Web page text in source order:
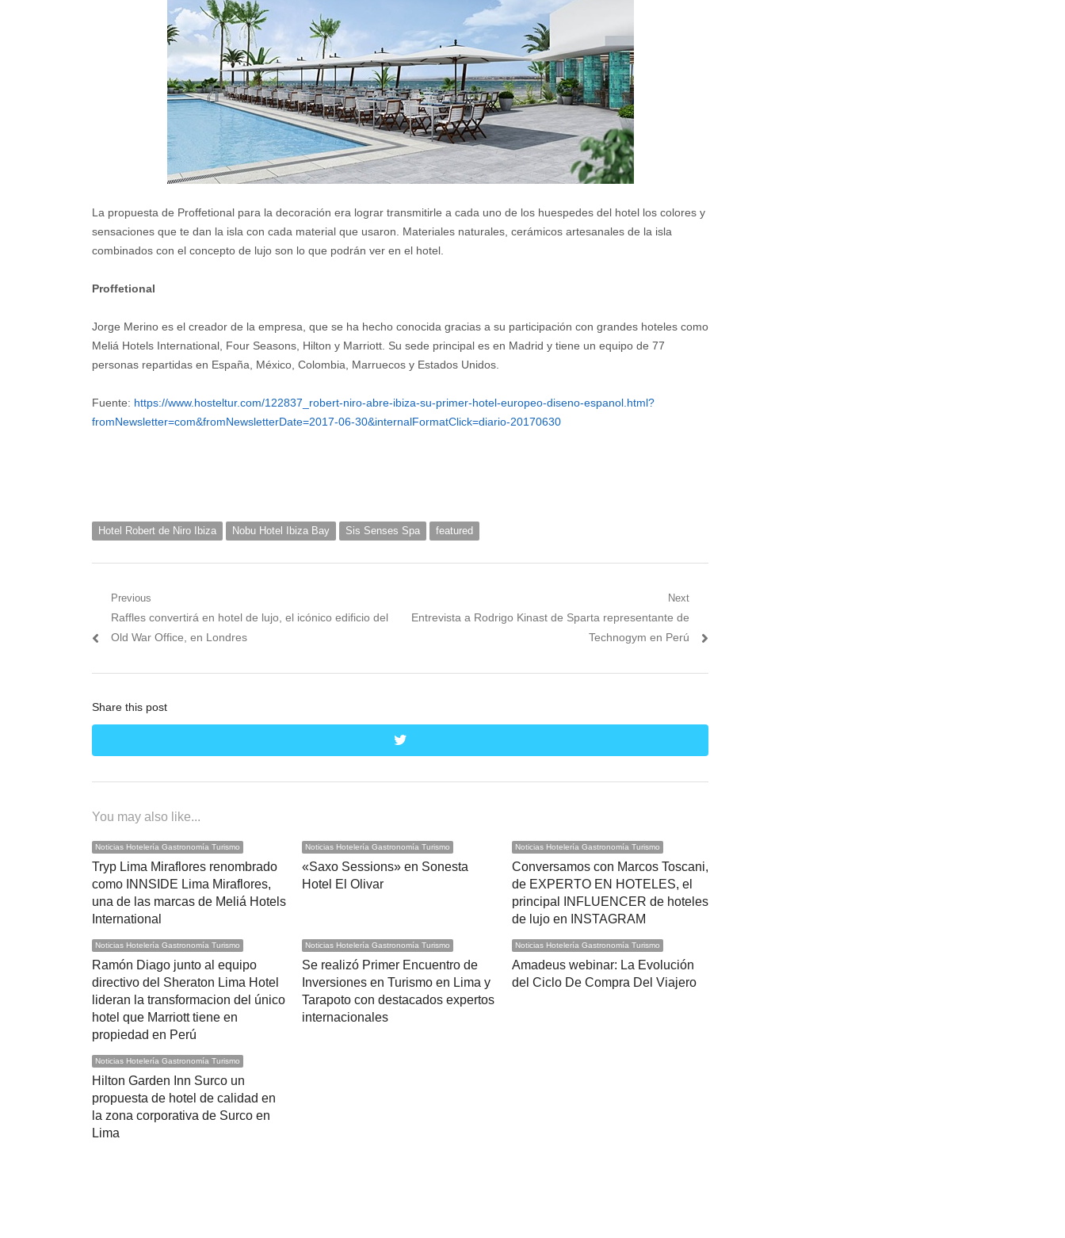
La propuesta de Proffetional para la decoración era lograr transmitirle a cada uno de los huespedes del hotel los colores y
sensaciones que te dan la isla con cada material que usaron. Materiales naturales, cerámicos artesanales de la isla
combinados con el concepto de lujo son lo que podrán ver en el hotel.
Proffetional
Jorge Merino es el creador de la empresa, que se ha hecho conocida gracias a su participación con grandes hoteles como
Meliá Hotels International, Four Seasons, Hilton y Marriott. Su sede principal es en Madrid y tiene un equipo de 77
personas repartidas en España, México, Colombia, Marruecos y Estados Unidos.
Fuente: https://www.hosteltur.com/122837_robert-niro-abre-ibiza-su-primer-hotel-europeo-diseno-espanol.html?
fromNewsletter=com&fromNewsletterDate=2017-06-30&internalFormatClick=diario-20170630
Hotel Robert de Niro Ibiza Nobu Hotel Ibiza Bay Sis Senses Spa featured
Navegación
de
Previous
Previous
post:
Raffles convertirá en hotel de lujo, el icónico edificio del
Old War Office, en Londres
Next
Next
Entrevista a Rodrigo Kinast de Sparta representante de
Technogym en Perú
Share this post
twitter
You may also like...
Noticias Hotelería Gastronomía Turismo
Tryp Lima Miraflores renombrado
como INNSIDE Lima Miraflores,
una de las marcas de Meliá Hotels
International
Noticias Hotelería Gastronomía Turismo
«Saxo Sessions» en Sonesta
Hotel El Olivar
Noticias Hotelería Gastronomía Turismo
Conversamos con Marcos Toscani,
de EXPERTO EN HOTELES, el
principal INFLUENCER de hoteles
de lujo en INSTAGRAM
Noticias Hotelería Gastronomía Turismo
Ramón Diago junto al equipo
directivo del Sheraton Lima Hotel
lideran la transformacion del único
hotel que Marriott tiene en
propiedad en Perú
Noticias Hotelería Gastronomía Turismo
Se realizó Primer Encuentro de
Inversiones en Turismo en Lima y
Tarapoto con destacados expertos
internacionales
Noticias Hotelería Gastronomía Turismo
Amadeus webinar: La Evolución
del Ciclo De Compra Del Viajero
Noticias Hotelería Gastronomía Turismo
Hilton Garden Inn Surco un
propuesta de hotel de calidad en
la zona corporativa de Surco en
Lima